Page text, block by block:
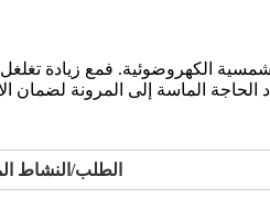
الطلب/النشاط